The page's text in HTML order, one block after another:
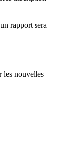
rapport sera
les nouvelles